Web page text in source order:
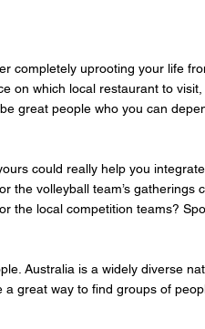
completely uprooting your life
on which local restaurant to
great people who you can
could really help you
the volleyball team’s
the local competition teams?
Australia is a widely diverse
great way to find groups of